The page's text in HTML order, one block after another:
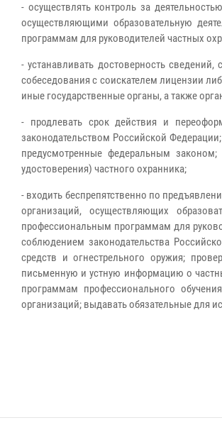
- осуществлять контроль за
осуществляющими образовательную
программам для руководителей частных
- устанавливать достоверность
собеседования с соискателем лицензии
иные государственные органы, а также
- продлевать срок действия и
законодательством Российской
предусмотренные федеральным
удостоверения) частного охранника;
- входить беспрепятственно по
организаций, осуществляющих
профессиональным программам для
соблюдением законодательства
средств и огнестрельного оружия;
письменную и устную информацию о
программам профессионального
организаций; выдавать обязательные для